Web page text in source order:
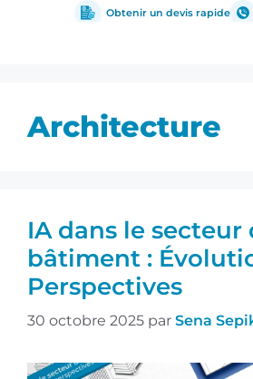
Obtenir un devis rapide
Architecture
IA dans le secteur
bâtiment :
Perspectives
30 octobre 2025 par Sena